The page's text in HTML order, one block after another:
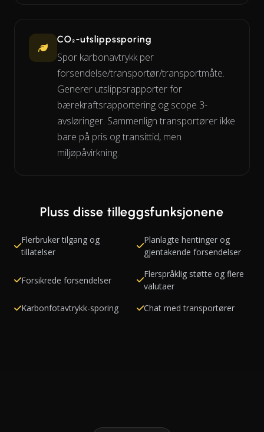
CO₂-utslippssporing
Spor karbonavtrykk per
forsendelse/transportør/transportmåte.
Generer utslippsrapporter for
bærekraftsrapportering og scope 3-
avsløringer. Sammenlign transportører ikke
bare på pris og transittid, men
miljøpåvirkning.
Pluss disse tilleggsfunksjonene
Flerbruker tilgang og
tillatelser
Planlagte hentinger og
gjentakende forsendelser
Forsikrede forsendelser
Flerspråklig støtte og flere
valutaer
Karbonfotavtrykk-sporing
Chat med transportører